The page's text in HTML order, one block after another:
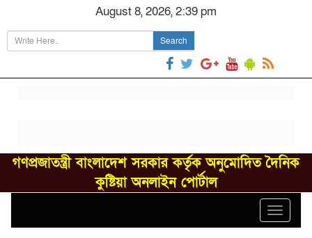
August 8, 2026, 2:39 pm
Search
গণপ্রজাতন্ত্রী বাংলাদেশ সরকার কর্তৃক অনুমোদিত দৈনিক
কুষ্টিয়া অনলাইন পোর্টাল
Toggle